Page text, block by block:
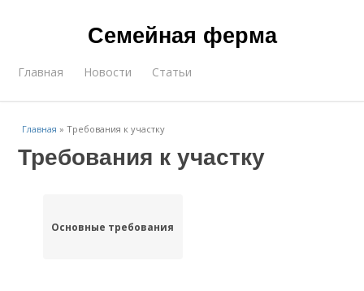
Семейная ферма
Главная Новости Статьи
Главная »Требования к участку
Требования к участку
Основные требования